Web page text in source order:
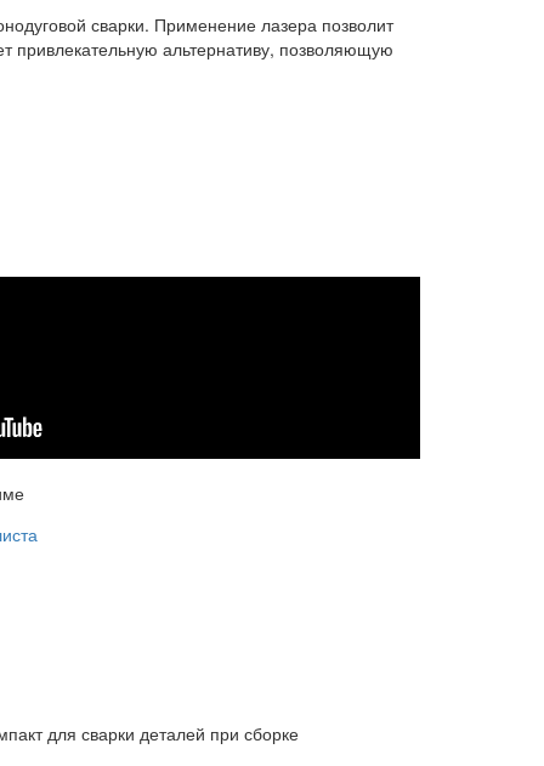
сварки. Применение лазера позволит
привлекательную альтернативу, позволяющую